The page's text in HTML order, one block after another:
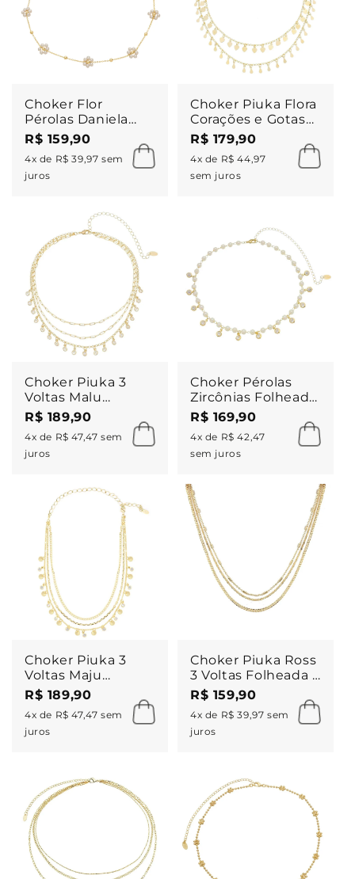
Choker Flor
Pérolas Daniela
Folheado a Ouro
18k
R$ 159,90
4x de R$ 39,97 sem
juros
Choker Piuka Flora
Corações e Gotas
Folheada a Ouro
18k
R$ 179,90
4x de R$ 44,97
sem juros
Choker Piuka 3
Voltas Malu
Zircônias Folheada
a Ouro 18k
R$ 189,90
4x de R$ 47,47 sem
juros
Choker Pérolas
Zircônias Folheada
a Ouro 18k Nah
R$ 169,90
4x de R$ 42,47
sem juros
Choker Piuka 3
Voltas Maju
Folheada a Ouro
18k
R$ 189,90
4x de R$ 47,47 sem
juros
Choker Piuka Ross
3 Voltas Folheada a
Ouro 18k
R$ 159,90
4x de R$ 39,97 sem
juros